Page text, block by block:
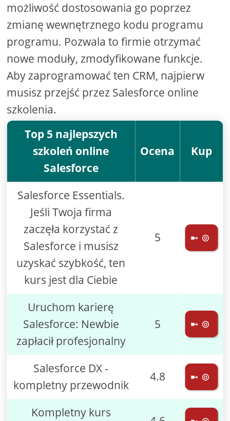
możliwość dostosowania go poprzez
zmianę wewnętrznego kodu programu
programu. Pozwala to firmie otrzymać
nowe moduły, zmodyfikowane funkcje.
Aby zaprogramować ten CRM, najpierw
musisz przejść przez Salesforce online
szkolenia.
Top 5 najlepszych
szkoleń online
Salesforce
Ocena Kup
Salesforce Essentials.
Jeśli Twoja firma
zaczęła korzystać z
Salesforce i musisz
uzyskać szybkość, ten
kurs jest dla Ciebie
5 ➼ ⊚
Uruchom karierę
Salesforce: Newbie
zapłacił profesjonalny
5 ➼ ⊚
Salesforce DX -
kompletny przewodnik
4.8 ➼ ⊚
Kompletny kurs